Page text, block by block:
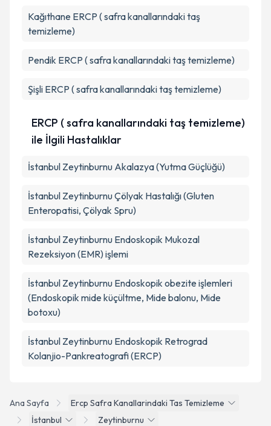
Ana Sayfa
Ercp Safra Kanallarindaki Tas Temizleme
İstanbul
Zeytinburnu
Kağıthane ERCP ( safra kanallarındaki taş
temizleme)
Pendik ERCP ( safra kanallarındaki taş temizleme)
Şişli ERCP ( safra kanallarındaki taş temizleme)
ERCP ( safra kanallarındaki taş temizleme)
ile İlgili Hastalıklar
İstanbul Zeytinburnu Akalazya (Yutma Güçlüğü)
İstanbul Zeytinburnu Çölyak Hastalığı (Gluten
Enteropatisi, Çölyak Spru)
İstanbul Zeytinburnu Endoskopik Mukozal
Rezeksiyon (EMR) işlemi
İstanbul Zeytinburnu Endoskopik obezite işlemleri
(Endoskopik mide küçültme, Mide balonu, Mide
botoxu)
İstanbul Zeytinburnu Endoskopik Retrograd
Kolanjio-Pankreatografi (ERCP)